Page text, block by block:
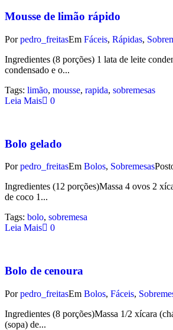
Mousse de limão rápido
Porpedro_freitasEm Fáceis, Rápidas,
Ingredientes (8 porções) 1 lata de leite
condensado e o...
Tags: limão, mousse, rapida, sobremesas
Leia Mais
0
Bolo gelado
Porpedro_freitasEm Bolos, Sobremesas
Ingredientes (12 porções)Massa 4 ovos 2
de coco 1...
Tags: bolo, sobremesa
Leia Mais
0
Bolo de cenoura
Porpedro_freitasEm Bolos, Fáceis,
Ingredientes (8 porções)Massa 1/2 xícara
(sopa) de...